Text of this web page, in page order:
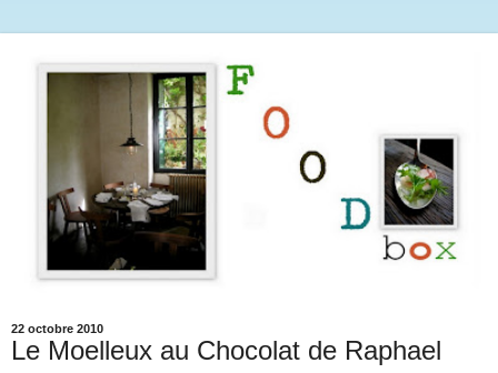
22 octobre 2010
Le Moelleux au Chocolat de Raphael